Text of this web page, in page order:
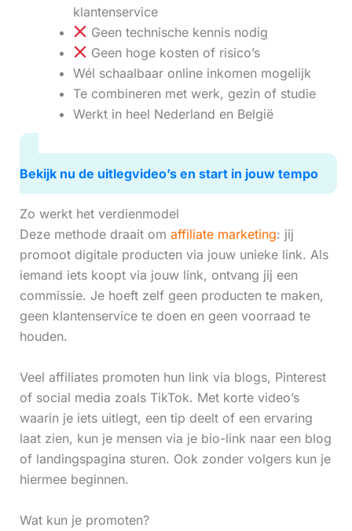
klantenservice
Geen technische kennis nodig
Geen hoge kosten of risico’s
Wél schaalbaar online inkomen mogelijk
Te combineren met werk, gezin of studie
Werkt in heel Nederland en België
Bekijk nu de uitlegvideo’s en start in jouw tempo
Zo werkt het verdienmodel
Deze methode draait om affiliate marketing: jij
promoot digitale producten via jouw unieke link. Als
iemand iets koopt via jouw link, ontvang jij een
commissie. Je hoeft zelf geen producten te maken,
geen klantenservice te doen en geen voorraad te
houden.
Veel affiliates promoten hun link via blogs, Pinterest
of social media zoals TikTok. Met korte video’s
waarin je iets uitlegt, een tip deelt of een ervaring
laat zien, kun je mensen via je bio-link naar een blog
of landingspagina sturen. Ook zonder volgers kun je
hiermee beginnen.
Wat kun je promoten?